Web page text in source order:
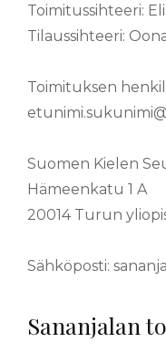
Toimitussihteeri:
Tilaussihteeri:
Toimituksen
Suomen Kielen
Hämeenkatu 1 A
20014 Turun
Sähköposti:
Sananjalan